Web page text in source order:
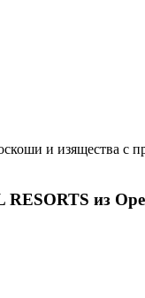
и изящества с
из